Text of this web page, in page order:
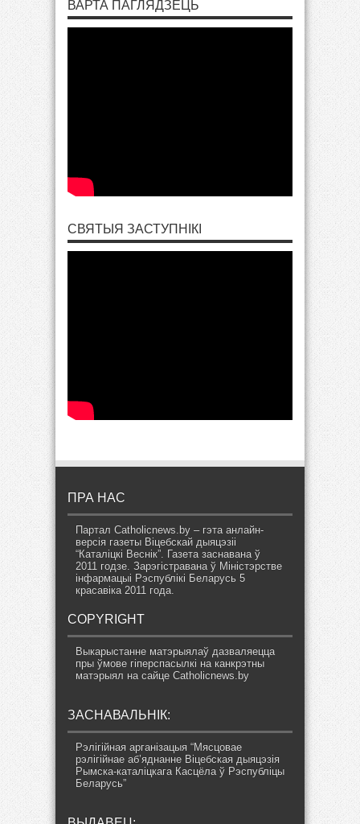
ВАРТА ПАГЛЯДЗЕЦЬ
СВЯТЫЯ ЗАСТУПНІКІ
ПРА НАС
Партал Catholicnews.by – гэта анлайн-
версія газеты Віцебскай дыяцэзіі
“Каталіцкі Веснік”. Газета заснавана ў
2011 годзе. Зарэгістравана ў Міністэрстве
інфармацыі Рэспублікі Беларусь 5
красавіка 2011 года.
COPYRIGHT
Выкарыстанне матэрыялаў дазваляецца
пры ўмове гіперспасылкі на канкрэтны
матэрыял на сайце Catholicnews.by
ЗАСНАВАЛЬНІК:
Рэлігійная арганізацыя “Мясцовае
рэлігійнае аб’яднанне Віцебская дыяцэзія
Рымска-каталіцкага Касцёла ў Рэспубліцы
Беларусь”